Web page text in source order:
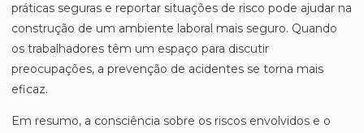
práticas seguras e reportar situações de risco pode ajudar na
construção de um ambiente laboral mais seguro. Quando
os trabalhadores têm um espaço para discutir
preocupações, a prevenção de acidentes se torna mais
eficaz.
Em resumo, a consciência sobre os riscos envolvidos e o